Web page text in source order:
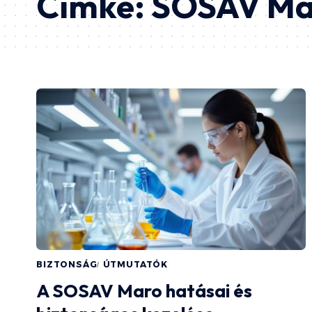
BIZTONSÁG ÚTMUTATÓK
A SOSAV Maro hatásai és